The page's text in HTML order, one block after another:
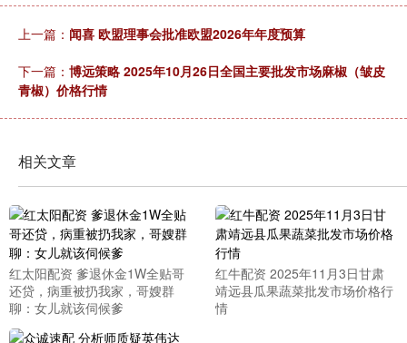
上一篇： 闻喜 欧盟理事会批准欧盟2026年年度预算
下一篇： 博远策略 2025年10月26日全国主要批发市场麻椒（皱皮
青椒）价格行情
相关文章
红太阳配资 爹退休金1W全贴哥
还贷，病重被扔我家，哥嫂群
聊：女儿就该伺候爹
红牛配资 2025年11月3日甘肃
靖远县瓜果蔬菜批发市场价格行
情